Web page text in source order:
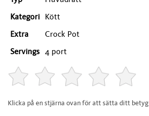
Kategori Kött
Extra Crock Pot
Servings 4 port
Klicka på en stjärna ovan för att sätta ditt betyg